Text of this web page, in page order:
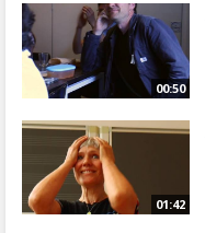
00:50
01:42